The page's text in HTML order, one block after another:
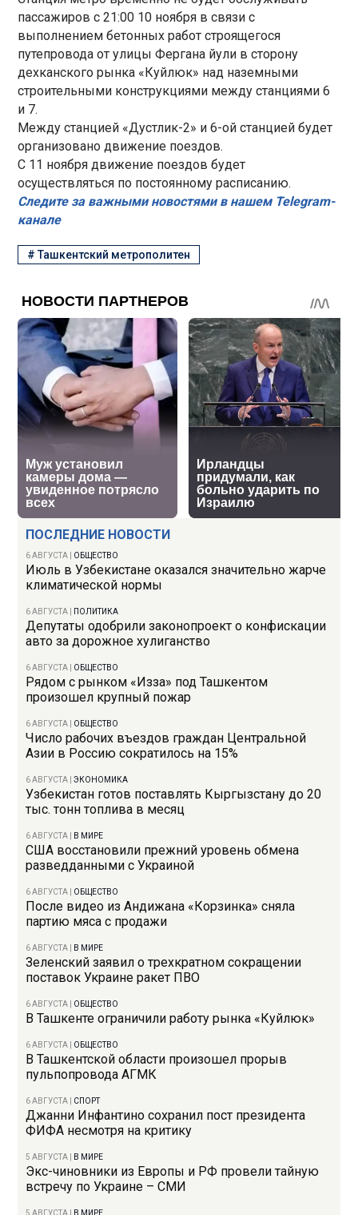
ПОСЛЕДНИЕ НОВОСТИ
6 АВГУСТА ОБЩЕСТВО
Июль в Узбекистане оказался значительно жарче
климатической нормы
6 АВГУСТА ПОЛИТИКА
Депутаты одобрили законопроект о конфискации
авто за дорожное хулиганство
6 АВГУСТА ОБЩЕСТВО
Рядом с рынком «Изза» под Ташкентом
произошел крупный пожар
6 АВГУСТА ОБЩЕСТВО
Число рабочих въездов граждан Центральной
Азии в Россию сократилось на 15%
6 АВГУСТА |ЭКОНОМИКА
Узбекистан готов поставлять Кыргызстану до 20
тыс. тонн топлива в месяц
6 АВГУСТА В МИРЕ
США восстановили прежний уровень обмена
разведданными с Украиной
6 АВГУСТА ОБЩЕСТВО
После видео из Андижана «Корзинка» сняла
партию мяса с продажи
6 АВГУСТА В МИРЕ
Зеленский заявил о трехкратном сокращении
поставок Украине ракет ПВО
6 АВГУСТА ОБЩЕСТВО
В Ташкенте ограничили работу рынка «Куйлюк»
6 АВГУСТА ОБЩЕСТВО
В Ташкентской области произошел прорыв
пульпопровода АГМК
6 АВГУСТА СПОРТ
Джанни Инфантино сохранил пост президента
ФИФА несмотря на критику
5 АВГУСТА В МИРЕ
Экс-чиновники из Европы и РФ провели тайную
встречу по Украине – СМИ
5 АВГУСТА В МИРЕ
пассажиров с 21:00 10 ноября в связи с
выполнением бетонных работ строящегося
путепровода от улицы Фергана йули в сторону
дехканского рынка «Куйлюк» над наземными
строительными конструкциями между станциями 6
и 7.
Между станцией «Дустлик-2» и 6-ой станцией будет
организовано движение поездов.
С 11 ноября движение поездов будет
осуществляться по постоянному расписанию.
Следите за важными новостями в нашем Telegram-
канале
#Ташкентский метрополитен